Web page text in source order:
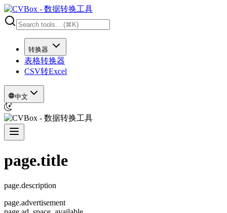
转换器
表格转换器
CSV转Excel
中文
page.title
page.description
page.advertisement